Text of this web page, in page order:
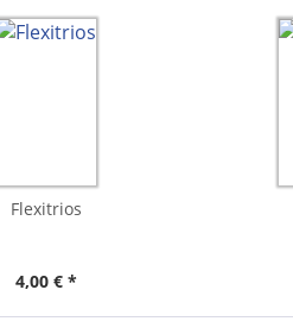
Flexitrios
4,00 € *